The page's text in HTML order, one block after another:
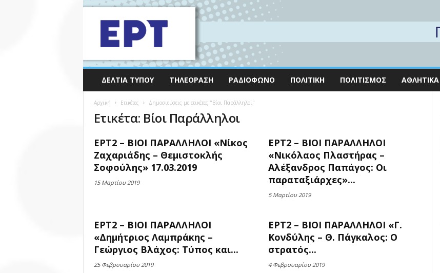
ΔΕΛΤΊΑ ΤΎΠΟΥ ΤΗΛΕΌΡΑΣΗ ΡΑΔΙΌΦΩΝΟ ΠΟΛΙΤΙΚΉ ΠΟΛΙΤΙΣΜΌΣ ΑΘΛΗΤΙΚΆ
Αρχική Ετικέτες Δημοσιεύσεις με ετικέτες "Βίοι Παράλληλοι"
Ετικέτα: Βίοι Παράλληλοι
ΕΡΤ2 – ΒΙΟΙ ΠΑΡΑΛΛΗΛΟΙ «Νίκος
Ζαχαριάδης – Θεμιστοκλής
Σοφούλης» 17.03.2019
15 Μαρτίου 2019
ΕΡΤ2 – ΒΙΟΙ ΠΑΡΑΛΛΗΛΟΙ
«Νικόλαος Πλαστήρας –
Αλέξανδρος Παπάγος: Οι
παραταξιάρχες»...
5 Μαρτίου 2019
ΕΡΤ2 – ΒΙΟΙ ΠΑΡΑΛΛΗΛΟΙ
«Δημήτριος Λαμπράκης –
Γεώργιος Βλάχος: Τύπος και...
25 Φεβρουαρίου 2019
ΕΡΤ2 – ΒΙΟΙ ΠΑΡΑΛΛΗΛΟΙ «Γ.
Κονδύλης – Θ. Πάγκαλος: Ο
στρατός...
4 Φεβρουαρίου 2019